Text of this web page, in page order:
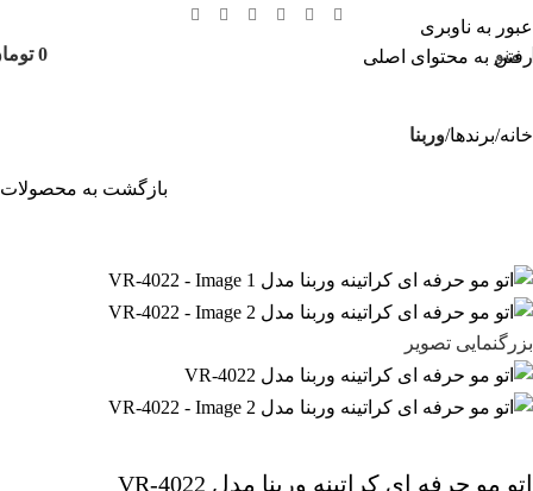
عبور به ناوبری
رفتن به محتوای اصلی
منو 0
خانه برندها وربنا
بازگشت به محصولات
بزرگنمایی تصویر
اتو مو حرفه ای کراتینه وربنا مدل VR-4022